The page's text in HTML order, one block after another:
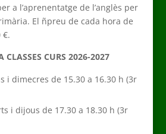
a l’aprenentatge de l’anglès per
El ñpreu de cada hora de
€.
CLASSES CURS 2026-2027
i dimecres de 15.30 a 16.30 h (3r
i dijous de 17.30 a 18.30 h (3r